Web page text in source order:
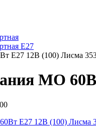
E27
E27 12В (100) Лисма
МО